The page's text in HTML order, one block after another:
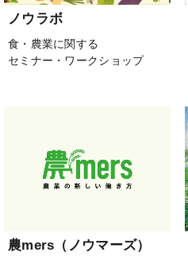
ノウラボ
食・農業に関する
セミナー・ワークショップ
農mers（ノウマーズ）